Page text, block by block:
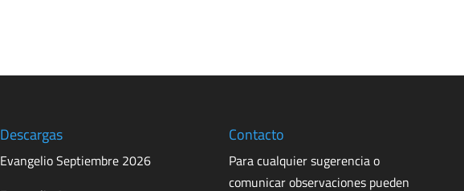
Descargas
Evangelio Septiembre 2026
Contacto
Para cualquier sugerencia o
comunicar observaciones pueden